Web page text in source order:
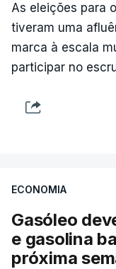
As eleições para
tiveram uma
marca à escala
participar no
ECONOMIA
Gasóleo
e gasolina
próxima